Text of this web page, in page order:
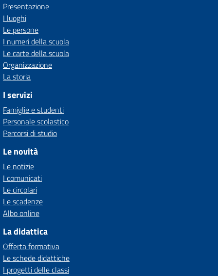
Presentazione
I luoghi
Le persone
I numeri della scuola
Le carte della scuola
Organizzazione
La storia
I servizi
Famiglie e studenti
Personale scolastico
Percorsi di studio
Le novità
Le notizie
I comunicati
Le circolari
Le scadenze
Albo online
La didattica
Offerta formativa
Le schede didattiche
I progetti delle classi